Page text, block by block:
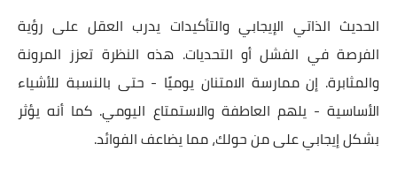
الحديث الذاتي الإيجابي والتأكيدات يدرب العقل على رؤية
الفرصة في الفشل أو التحديات. هذه النظرة تعزز المرونة
والمثابرة. إن ممارسة الامتنان يوميًا - حتى بالنسبة للأشياء
الأساسية - يلهم العاطفة والاستمتاع اليومي. كما أنه يؤثر
بشكل إيجابي على من حولك، مما يضاعف الفوائد.